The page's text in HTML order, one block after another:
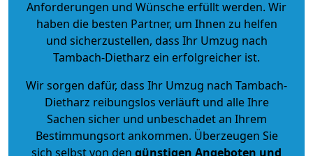
Anforderungen und Wünsche erfüllt werden. Wir
haben die besten Partner, um Ihnen zu helfen
und sicherzustellen, dass Ihr Umzug nach
Tambach-Dietharz ein erfolgreicher ist.
Wir sorgen dafür, dass Ihr Umzug nach Tambach-
Dietharz reibungslos verläuft und alle Ihre
Sachen sicher und unbeschadet an Ihrem
Bestimmungsort ankommen. Überzeugen Sie
sich selbst von den günstigen Angeboten und